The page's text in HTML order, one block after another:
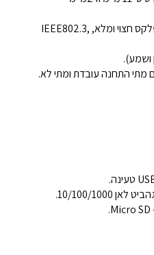
חיבור רשת 10/100/1000, דופלקס חצוי ומלא, IEEE802.3,
מתי התחנה עובדת ומתי לא.